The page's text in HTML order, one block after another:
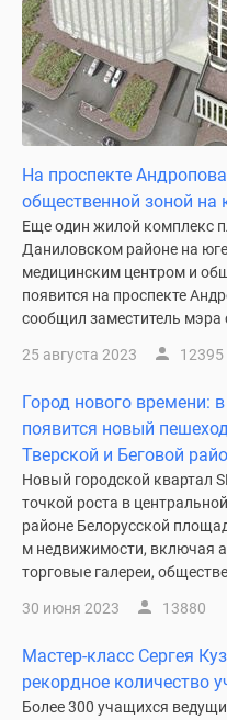
На проспекте
общественной зоной на
Еще один жилой комплекс
Даниловском районе на
медицинским центром и
появится на проспекте
сообщил заместитель
25 августа 2023 12395
Город нового времени:
появится новый
Тверской и Беговой
Новый городской квартал
точкой роста в
районе Белорусской
м недвижимости, включая
торговые галереи,
30 июня 2023 13880
Мастер-класс Сергея
рекордное количество
Более 300 учащихся